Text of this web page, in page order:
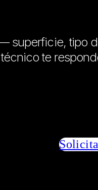
superficie, tipo
técnico te